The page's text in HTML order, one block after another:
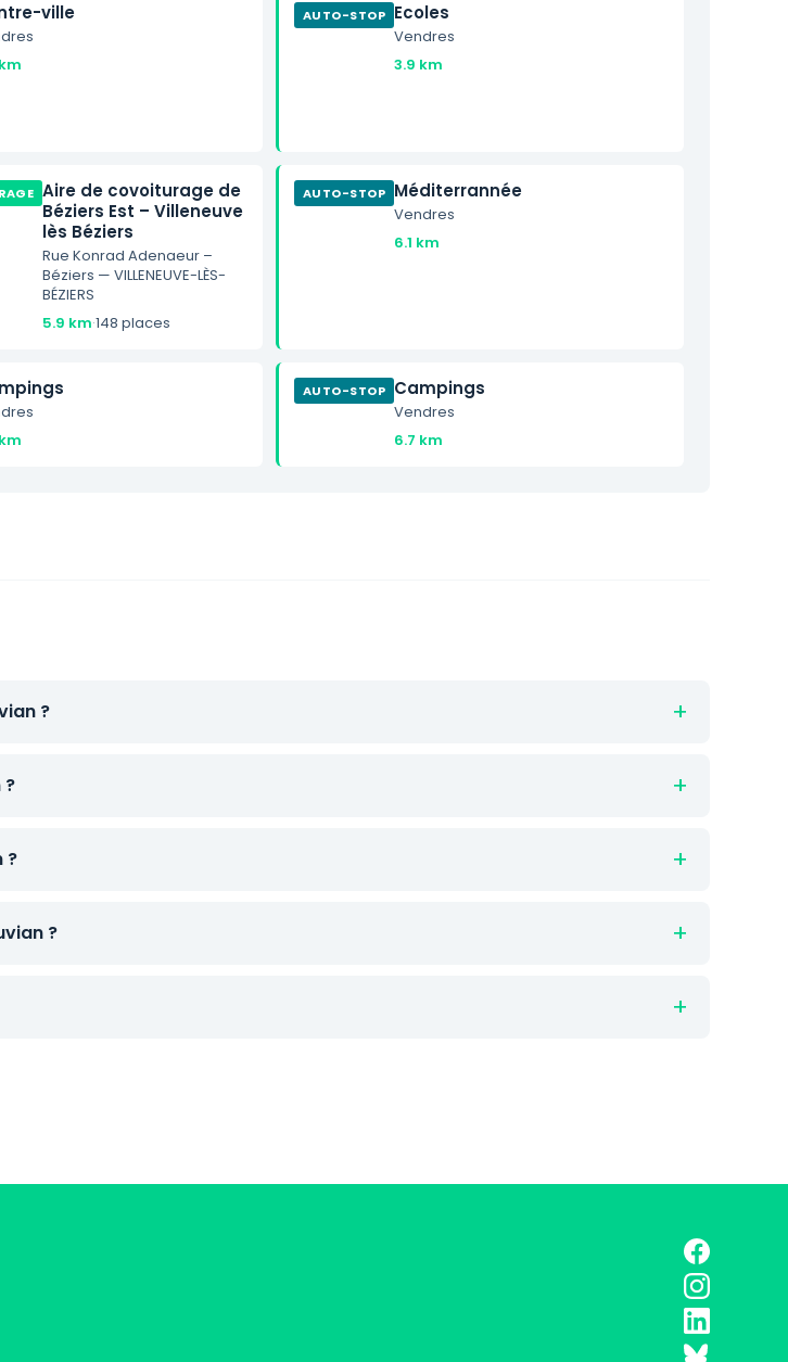
ville AUTO-STOP Ecoles
Vendres
3.9 km
Aire de covoiturage de
Béziers Est – Villeneuve
lès Béziers
Rue Konrad Adenaeur –
Béziers — VILLENEUVE-LÈS-
BÉZIERS
5.9 km·148 places
AUTO-STOP Méditerrannée
Vendres
6.1 km
AUTO-STOP Campings
Vendres
6.7 km
?
?
?